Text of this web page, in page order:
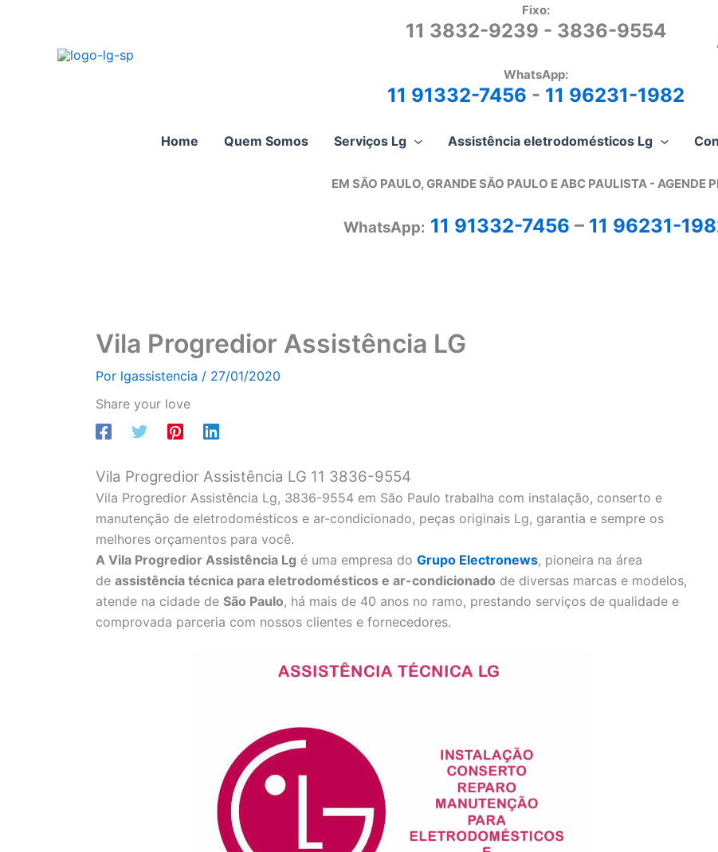
Fixo:
11 3832-9239 - 3836-9554
WhatsApp:
11 91332-7456 - 11 96231-1982
Home Quem Somos Serviços Lg Assistência eletrodomésticos Lg
EM SÃO PAULO, GRANDE SÃO PAULO E ABC PAULISTA - AGENDE
WhatsApp: 11 91332-7456 – 11 96231-
Vila Progredior Assistência LG
Por lgassistencia / 27/01/2020
Share your love
Vila Progredior Assistência LG 11 3836-9554
Vila Progredior Assistência Lg, 3836-9554 em São Paulo trabalha com instalação, conserto e
manutenção de eletrodomésticos e ar-condicionado, peças originais Lg, garantia e sempre os
melhores orçamentos para você.
A Vila Progredior Assistência Lg é uma empresa do Grupo Electronews, pioneira na área
de assistência técnica para eletrodomésticos e ar-condicionado de diversas marcas e modelos,
atende na cidade de São Paulo, há mais de 40 anos no ramo, prestando serviços de qualidade e
comprovada parceria com nossos clientes e fornecedores.